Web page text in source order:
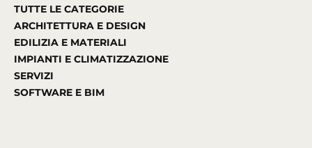
TUTTE LE CATEGORIE
ARCHITETTURA E DESIGN
EDILIZIA E MATERIALI
IMPIANTI E CLIMATIZZAZIONE
SERVIZI
SOFTWARE E BIM